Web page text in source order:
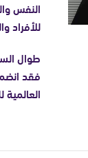
النفس
للأفراد
طوال
فقد